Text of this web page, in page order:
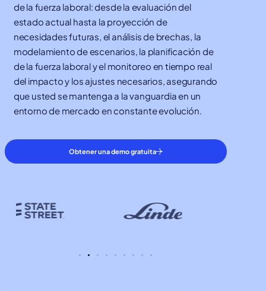
de la fuerza laboral: desde la evaluación del
estado actual hasta la proyección de
necesidades futuras, el análisis de brechas, la
modelamiento de escenarios, la planificación de
de la fuerza laboral y el monitoreo en tiempo real
del impacto y los ajustes necesarios, asegurando
que usted se mantenga a la vanguardia en un
entorno de mercado en constante evolución.
Obtener una demo gratuita